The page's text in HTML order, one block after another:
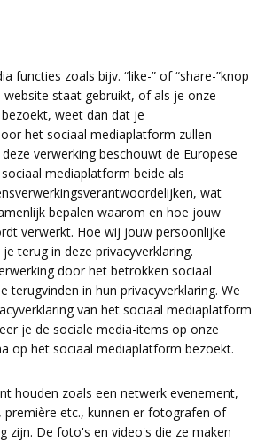
functies zoals bijv. “like-” of “share-”knop
staat gebruikt, of als je onze
weet dan dat je
het sociaal mediaplatform zullen
verwerking beschouwt de Europese
mediaplatform beide als
wat
bepalen waarom en hoe jouw
verwerkt. Hoe wij jouw persoonlijke
terug in deze privacyverklaring.
door het betrokken sociaal
terugvinden in hun privacyverklaring. We
van het sociaal mediaplatform
je de sociale media-items op onze
op het sociaal mediaplatform bezoekt.
houden zoals een netwerk evenement,
première etc., kunnen er fotografen of
zijn. De foto's en video's die ze maken